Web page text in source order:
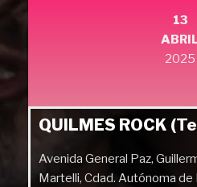
13
2025
QUILMES ROCK
Avenida General Paz,
Martelli, Cdad. Autónoma de